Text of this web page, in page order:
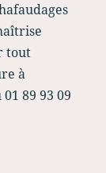
tout
à
89 93 09